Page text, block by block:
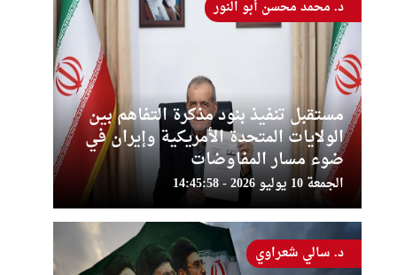
مستقبل تنفيذ بنود مذكرة التفاهم بين
الولايات المتحدة الأمريكية وإيران في
ضوء مسار المفاوضات
الجمعة 10 يوليو 2026 - 14:45:58
د. محمد محسن أبو النور
د. سالي شعراوي